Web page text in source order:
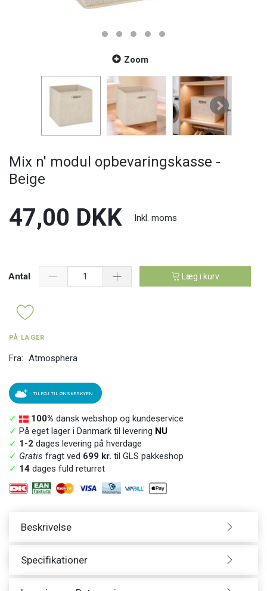
Zoom
Mix n' modul opbevaringskasse -
Beige
47,00 DKK Inkl. moms
Antal Læg i kurv
PÅ LAGER
Fra: Atmosphera
TILFØJ TIL ØNSKESKYEN
✓ 100% dansk webshop og kundeservice
✓ På eget lager i Danmark til levering NU
✓ 1-2 dages levering på hverdage
✓ Gratis fragt ved 699 kr. til GLS pakkeshop
✓ 14 dages fuld returret
Beskrivelse
Specifikationer